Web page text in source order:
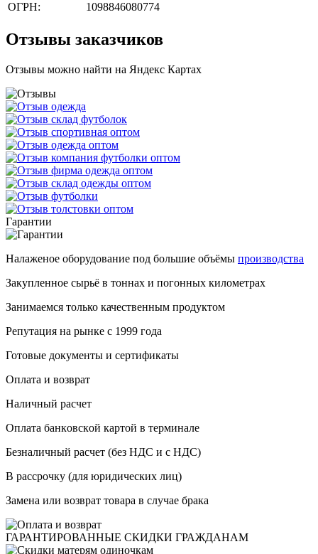
ОГРН:
1098846080774
Отзывы заказчиков
Отзывы можно найти на Яндекс Картах
Гарантии
Налаженое оборудование под большие объёмы производства
Закупленное сырьё в тоннах и погонных километрах
Занимаемся только качественным продуктом
Репутация на рынке с 1999 года
Готовые документы и сертификаты
Оплата и возврат
Haличный pacчeт
Oплaтa бaнкoвcкoй кapтoй в терминале
Бeзнaличный pacчeт (бeз HДC и с НДС)
B paccpoчку (для юридических лиц)
Замена или возврат товара в случае брака
ГАРАНТИРОВАННЫЕ СКИДКИ ГРАЖДАНАМ